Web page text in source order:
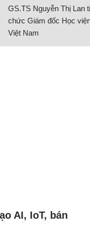
GS.TS Nguyễn Thị Lan
chức Giám đốc Học
Việt Nam
AI, IoT, bán